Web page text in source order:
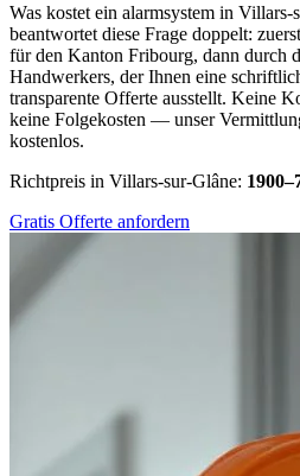
Was kostet ein alarmsystem in
beantwortet diese Frage doppelt:
für den Kanton Fribourg, dann durch
Handwerkers, der Ihnen eine
transparente Offerte ausstellt. Keine
keine Folgekosten — unser
kostenlos.
Richtpreis in Villars-sur-Glâne:
Gratis Offerte anfordern